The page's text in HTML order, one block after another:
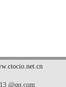
@qq.com